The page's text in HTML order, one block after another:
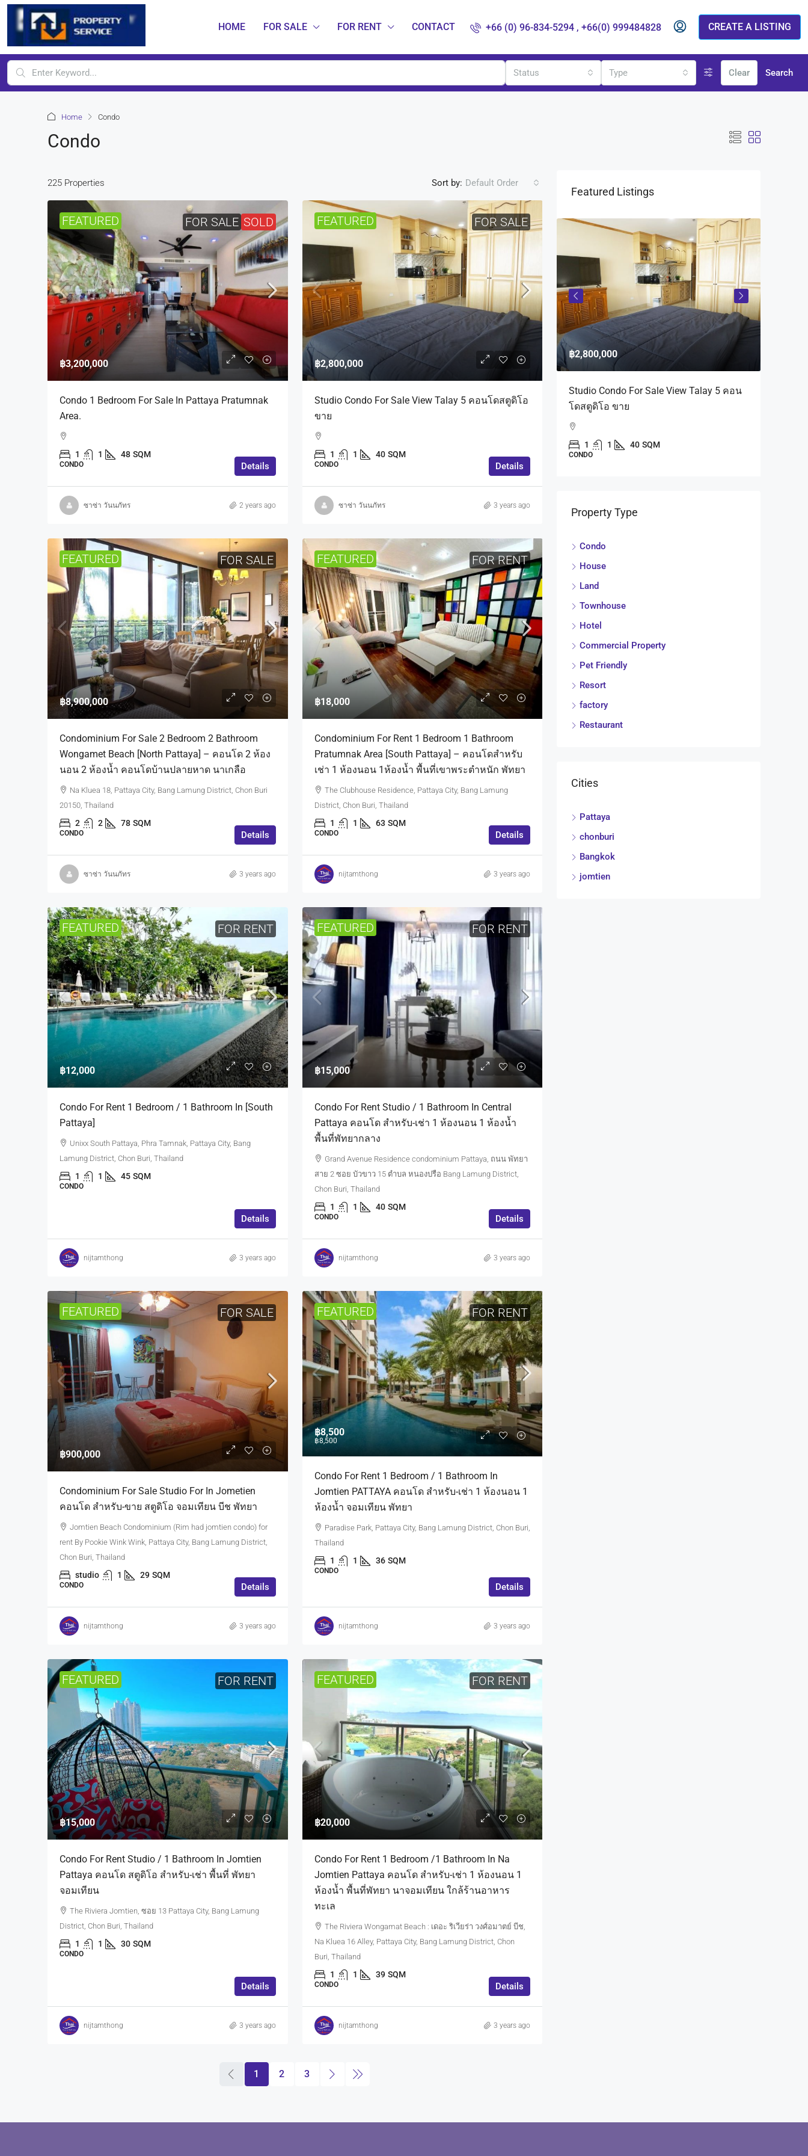
HOME FOR SALE FOR RENT CONTACT +66 (0) 96-834-5294 , +66(0) 999484828 CREATE A LISTING
Status Type Clear Search
Home Condo
Condo
225 Properties Sort by: Default Order
FEATURED FOR SALE SOLD
฿3,200,000
Condo 1 Bedroom For Sale In Pattaya Pratumnak
Area.
1 1 48 SQM
CONDO Details
ซาซ่า วันนภัทร 2 years ago
FEATURED FOR SALE
฿2,800,000
Studio Condo For Sale View Talay 5 คอนโดสตูดิโอ
ขาย
1 1 40 SQM
CONDO Details
ซาซ่า วันนภัทร 3 years ago
FEATURED FOR SALE
฿8,900,000
Condominium For Sale 2 Bedroom 2 Bathroom
Wongamet Beach [North Pattaya] – คอนโด 2 ห้อง
นอน 2 ห้องน้ำ คอนโดบ้านปลายหาด นาเกลือ
Na Kluea 18, Pattaya City, Bang Lamung District, Chon Buri
20150, Thailand
2 2 78 SQM
CONDO Details
ซาซ่า วันนภัทร 3 years ago
FEATURED FOR RENT
฿18,000
Condominium For Rent 1 Bedroom 1 Bathroom
Pratumnak Area [South Pattaya] – คอนโดสำหรับ
เช่า 1 ห้องนอน 1ห้องน้ำ พื้นที่เขาพระตำหนัก พัทยา
The Clubhouse Residence, Pattaya City, Bang Lamung
District, Chon Buri, Thailand
1 1 63 SQM
CONDO Details
nijtamthong 3 years ago
FEATURED FOR RENT
฿12,000
Condo For Rent 1 Bedroom / 1 Bathroom In [South
Pattaya]
Unixx South Pattaya, Phra Tamnak, Pattaya City, Bang
Lamung District, Chon Buri, Thailand
1 1 45 SQM
CONDO
Details
nijtamthong 3 years ago
FEATURED FOR RENT
฿15,000
Condo For Rent Studio / 1 Bathroom In Central
Pattaya คอนโด สำหรับ-เช่า 1 ห้องนอน 1 ห้องน้ำ
พื้นที่พัทยากลาง
Grand Avenue Residence condominium Pattaya, ถนน พัทยา
สาย 2 ซอย บัวขาว 15 ตำบล หนองปรือ Bang Lamung District,
Chon Buri, Thailand
1 1 40 SQM
CONDO Details
nijtamthong 3 years ago
FEATURED FOR SALE
฿900,000
Condominium For Sale Studio For In Jometien
คอนโด สำหรับ-ขาย สตูดิโอ จอมเทียน บีช พัทยา
Jomtien Beach Condominium (Rim had jomtien condo) for
rent By Pookie Wink Wink, Pattaya City, Bang Lamung District,
Chon Buri, Thailand
studio 1 29 SQM
CONDO Details
nijtamthong 3 years ago
FEATURED FOR RENT
฿8,500
฿8,500
Condo For Rent 1 Bedroom / 1 Bathroom In
Jomtien PATTAYA คอนโด สำหรับ-เช่า 1 ห้องนอน 1
ห้องน้ำ จอมเทียน พัทยา
Paradise Park, Pattaya City, Bang Lamung District, Chon Buri,
Thailand
1 1 36 SQM
CONDO
Details
nijtamthong 3 years ago
FEATURED FOR RENT
฿15,000
Condo For Rent Studio / 1 Bathroom In Jomtien
Pattaya คอนโด สตูดิโอ สำหรับ-เช่า พื้นที่ พัทยา
จอมเทียน
The Riviera Jomtien, ซอย 13 Pattaya City, Bang Lamung
District, Chon Buri, Thailand
1 1 30 SQM
CONDO
Details
nijtamthong 3 years ago
FEATURED FOR RENT
฿20,000
Condo For Rent 1 Bedroom /1 Bathroom In Na
Jomtien Pattaya คอนโด สำหรับ-เช่า 1 ห้องนอน 1
ห้องน้ำ พื้นที่พัทยา นาจอมเทียน ใกล้ร้านอาหาร
ทะเล
The Riviera Wongamat Beach : เดอะ ริเวียร่า วงศ์อมาตย์ บีช,
Na Kluea 16 Alley, Pattaya City, Bang Lamung District, Chon
Buri, Thailand
1 1 39 SQM
CONDO Details
nijtamthong 3 years ago
1 2 3
Featured Listings
฿100,000
฿13,490,000
Furniture [East Pattaya] บ้านพร้อมสระว่าย
น้ำ สำหรับเช่า-ขาย พร้อมเฟอร์นิเจอร์ พื้นที่
หมู่บ้านนทีกานต์ ปาร์ควิว Pong, Bang Lamung
District, Chon Buri, Thailand
฿3,200,000
Pratumnak Area.
CONDO
฿2,800,000
Studio Condo For Sale View Talay 5 คอน
โดสตูดิโอ ขาย
1 1 40 SQM
CONDO
Property Type
Condo
House
Land
Townhouse
Hotel
Commercial Property
Pet Friendly
Resort
factory
Restaurant
Cities
Pattaya
chonburi
Bangkok
jomtien